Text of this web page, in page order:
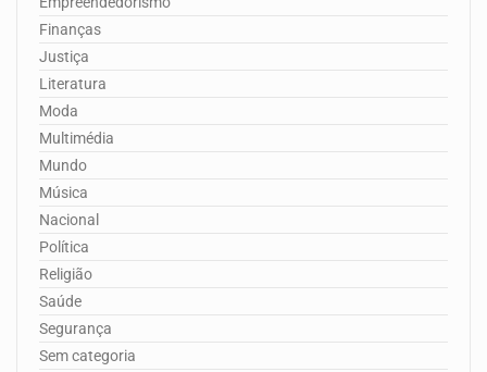
Finanças
Justiça
Literatura
Moda
Multimédia
Mundo
Música
Nacional
Política
Religião
Saúde
Segurança
Sem categoria